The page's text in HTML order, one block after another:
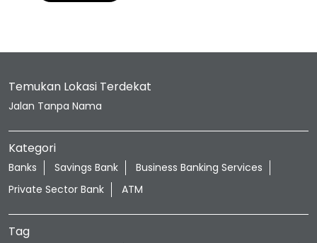
Temukan Lokasi Terdekat
Jalan Tanpa Nama
Kategori
Banks Savings Bank
Business Banking Services
Private Sector Bank
ATM
Tag